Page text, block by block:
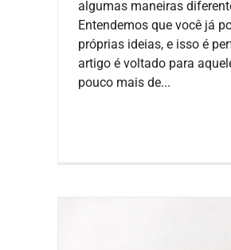
algumas maneiras
Entendemos que você já
próprias ideias, e isso é
artigo é voltado para
pouco mais de...